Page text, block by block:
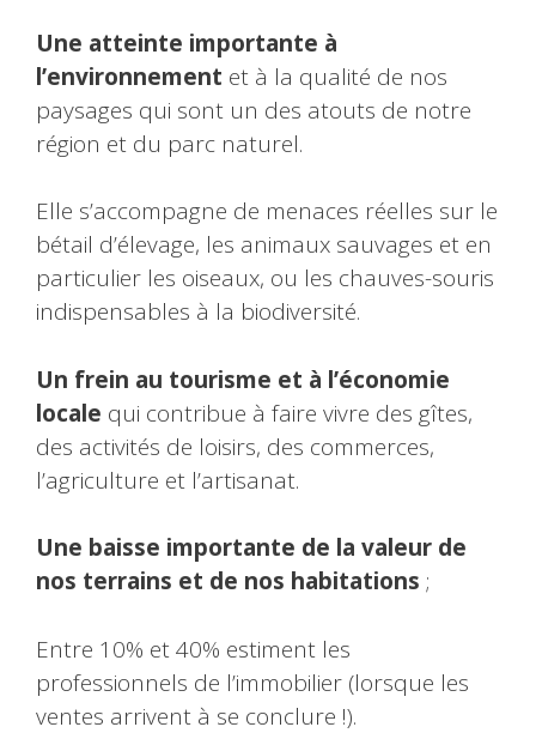
Une atteinte importante à
l’environnement et à la qualité de nos
paysages qui sont un des atouts de notre
région et du parc naturel.
Elle s’accompagne de menaces réelles sur le
bétail d’élevage, les animaux sauvages et en
particulier les oiseaux, ou les chauves-souris
indispensables à la biodiversité.
Un frein au tourisme et à l’économie
locale qui contribue à faire vivre des gîtes,
des activités de loisirs, des commerces,
l’agriculture et l’artisanat.
Une baisse importante de la valeur de
nos terrains et de nos habitations ;
Entre 10% et 40% estiment les
professionnels de l’immobilier (lorsque les
ventes arrivent à se conclure !).